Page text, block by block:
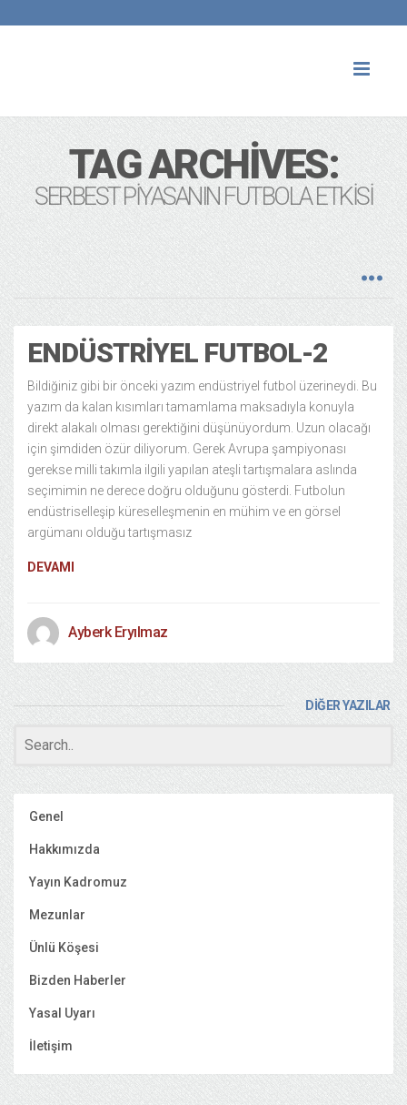
TAG ARCHIVES:
SERBEST PIYASANIN FUTBOLA ETKISI
ENDÜSTRIYEL FUTBOL-2
Bildiğiniz gibi bir önceki yazım endüstriyel futbol üzerineydi. Bu
yazım da kalan kısımları tamamlama maksadıyla konuyla
direkt alakalı olması gerektiğini düşünüyordum. Uzun olacağı
için şimdiden özür diliyorum. Gerek Avrupa şampiyonası
gerekse milli takımla ilgili yapılan ateşli tartışmalara aslında
seçimimin ne derece doğru olduğunu gösterdi. Futbolun
endüstriselleşip küreselleşmenin en mühim ve en görsel
argümanı olduğu tartışmasız
DEVAMI
Ayberk Eryılmaz
DİĞER YAZILAR
Genel
Hakkımızda
Yayın Kadromuz
Mezunlar
Ünlü Köşesi
Bizden Haberler
Yasal Uyarı
İletişim